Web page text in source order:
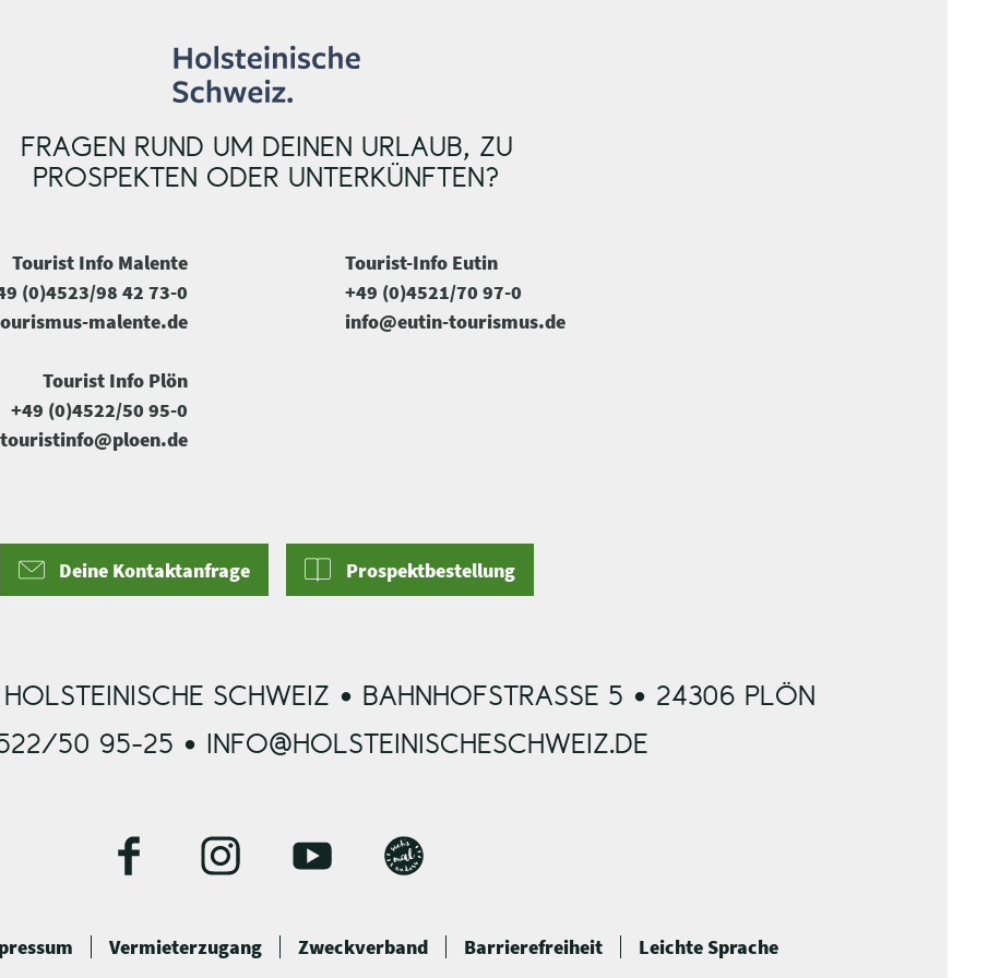
FRAGEN RUND UM DEINEN URLAUB, ZU
PROSPEKTEN ODER UNTERKÜNFTEN?
Tourist Info Malente
(0)4523/98 42 73-0
malente.de
Tourist Info Plön
+49 (0)4522/50 95-0
touristinfo@ploen.de
Tourist-Info Eutin
+49 (0)4521/70 97-0
info@eutin-tourismus.de
Deine Kontaktanfrage Prospektbestellung
HOLSTEINISCHE SCHWEIZ • BAHNHOFSTRASSE 5 • 24306 PLÖN
50 95-25 • INFO@HOLSTEINISCHESCHWEIZ.DE
F
c
I
Y
u
B
o
Vermieterzugang Zweckverband Barrierefreiheit Leichte Sprache